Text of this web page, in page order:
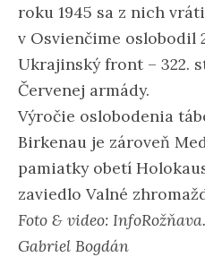
roku 1945 sa z nich
v Osvienčime oslobodil
Ukrajinský front – 322.
Červenej armády.
Výročie oslobodenia
Birkenau je zároveň
pamiatky obetí
zaviedlo Valné
Foto & video:
Gabriel Bogdán